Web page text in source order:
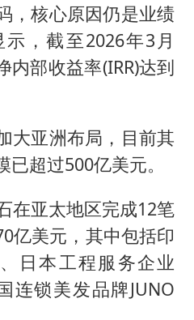
，核心原因仍是业绩
，截至2026年3月
内部收益率(IRR)达到
大亚洲布局，目前其
超过500亿美元。
在亚太地区完成12笔
亿美元，其中包括印
日本工程服务企业
连锁美发品牌JUNO